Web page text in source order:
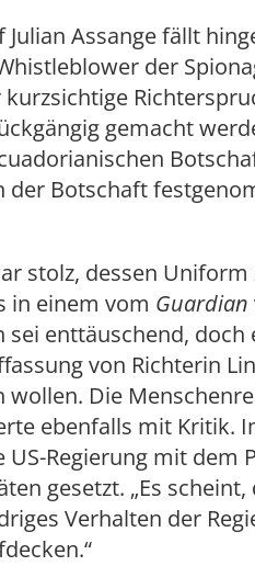
Julian Assange fällt
der
gemacht
der Botschaft
stolz, dessen Uniform
in einem vom Guardian
sei enttäuschend, doch
von Richterin
wollen. Die
ebenfalls mit Kritik.
Regierung mit dem
gesetzt. „Es scheint,
Verhalten der